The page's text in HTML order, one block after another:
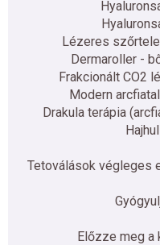
Lézeres
Dermaroller -
Frakcionált CO2
Modern
Drakula terápia
Tetoválások végleges
Előzze meg a